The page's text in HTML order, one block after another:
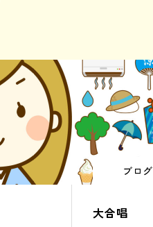
ブログ
大合唱